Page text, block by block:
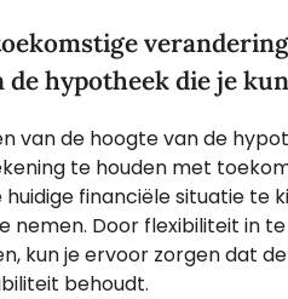
de hypotheek die je
van de hoogte van de
te houden met
huidige financiële situatie te
nemen. Door flexibiliteit in
kun je ervoor zorgen dat
behoudt.